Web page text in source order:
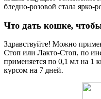
бледно-розовой стала ярко-
Что дать кошке,
Здравствуйте! Можно
Стоп или Лакто-Стоп, по
применяется по 0,1 мл на 1
курсом на 7 дней.